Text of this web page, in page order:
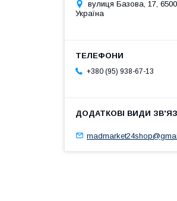
вулиця Базова, 17,
Україна
+380 (95) 938-67-13